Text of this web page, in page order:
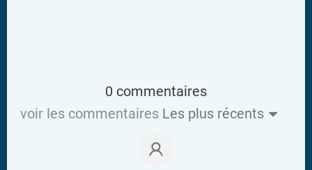
0 commentaires
voir les commentaires Les plus récents